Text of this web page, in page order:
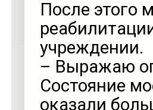
После этого
учреждении.
– Выражаю
Состояние
оказали